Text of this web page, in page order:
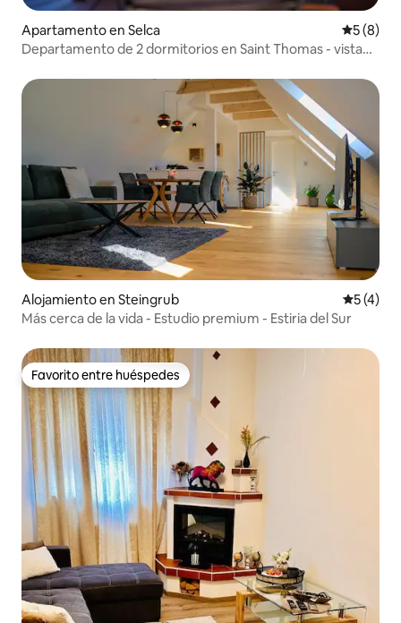
Apartamento en Selca
5 (8)
Departamento de 2 dormitorios en Saint Thomas - vista
Alojamiento en Steingrub
5 (4)
Más cerca de la vida - Estudio premium - Estiria del Sur
Favorito entre huéspedes
Favorito entre huéspedes